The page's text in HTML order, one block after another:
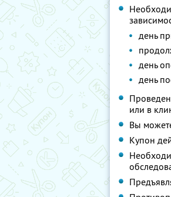
день
день
день
или в
Вы
Купон